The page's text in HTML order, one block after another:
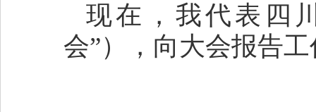
现在，我代表四
会”），向大会报告